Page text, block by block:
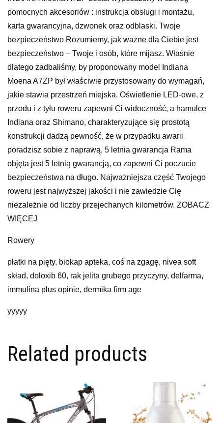
pomocnych akcesoriów : instrukcja obsługi i montażu,
karta gwarancyjna, dzwonek oraz odblaski. Twoje
bezpieczeństwo Rozumiemy, jak ważne dla Ciebie jest
bezpieczeństwo – Twoje i osób, które mijasz. Właśnie
dlatego zadbaliśmy, by proponowany model Indiana
Moena A7ZP był właściwie przystosowany do wymagań,
jakie stawia przestrzeń miejska. Oświetlenie LED-owe, z
przodu i z tyłu roweru zapewni Ci widoczność, a hamulce
Indiana oraz Shimano, charakteryzujące się prostotą
konstrukcji dadzą pewność, że w przypadku awarii
poradzisz sobie z naprawą. 5 letnia gwarancja Rama
objęta jest 5 letnią gwarancją, co zapewni Ci poczucie
bezpieczeństwa na długo. Najważniejsza część Twojego
roweru jest najwyższej jakości i nie zawiedzie Cię
niezależnie od liczby przejechanych kilometrów. ZOBACZ
WIĘCEJ
Rowery
płatki na pięty, biokap apteka, coś na zgagę, nivea soft
skład, doloxib 60, rak jelita grubego przyczyny, delfarma,
immulina plus opinie, dermika firm age
yyyyy
Related products